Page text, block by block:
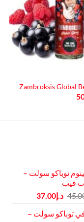
Zambroksis Global
توباكو سولت –
فيب
السعر
هو:
د.إ37.00السعر
هو:
توباكو سولت –